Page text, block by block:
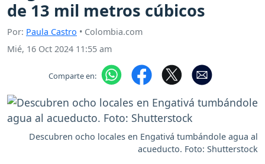
de 13 mil metros cúbicos
Por: Paula Castro • Colombia.com
Mié, 16 Oct 2024 11:55 am
Comparte en:
Descubren ocho locales en Engativá tumbándole agua al
acueducto. Foto: Shutterstock